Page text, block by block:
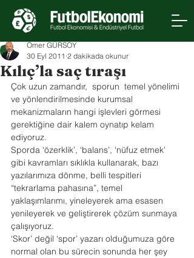
Kılıç’la saç tıraşı
Ömer GÜRSOY
30 Eyl 2011 2 dakikada okunur
Çok uzun zamandır,  sporun  temel yönelimi
ve yönlendirilmesinde kurumsal
mekanizmaların hangi işlevleri görmesi
gerektiğine dair kalem oynatıp kelam
ediyoruz.
Sporda ‘özerklik’, ‘balans’, ‘nüfuz etmek’
gibi kavramları sıklıkla kullanarak, bazı
yazılarımıza dönme, belli tespitleri
“tekrarlama pahasına”, temel
yaklaşımlarımı, yineleyerek ama esasen
yenileyerek ve geliştirerek çözüm sunmaya
çalışıyoruz.
‘Skor’ değil ‘spor’ yazarı olduğumuza göre
normal olan bu sürecin sonunda her şey